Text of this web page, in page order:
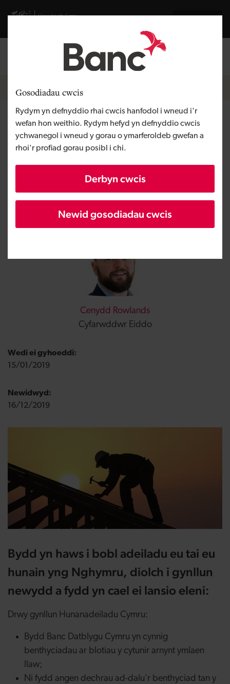
Gosodiadau cwcis
Rydym yn defnyddio rhai cwcis hanfodol i wneud i'r
wefan hon weithio. Rydym hefyd yn defnyddio cwcis
ychwanegol i wneud y gorau o ymarferoldeb gwefan a
rhoi'r profiad gorau posibl i chi.
Derbyn cwcis
Newid gosodiadau cwcis
Visit gov.wales website
Mewngofnodi
Breadcrumb
Newyddion
Hyd at £210 miliwn yn agor y
drws i ragor o bobl fedru
adeiladu eu tai eu hunain yng
Cenydd Rowlands
Cyfarwddwr Eiddo
Wedi ei gyhoeddi:
15/01/2019
Newidwyd:
16/12/2019
Bydd yn haws i bobl adeiladu eu tai eu
hunain yng Nghymru, diolch i gynllun
newydd a fydd yn cael ei lansio eleni:
Drwy gynllun Hunanadeiladu Cymru:
Bydd Banc Datblygu Cymru yn cynnig
benthyciadau ar blotiau y cytunir arnynt ymlaen
llaw;
Ni fydd angen dechrau ad-dalu'r benthyciad tan y